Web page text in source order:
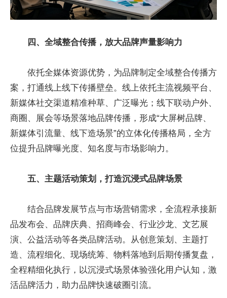
四、全域整合传播，放大品牌声量影响力
依托全媒体资源优势，为品牌制定全域整合传播方
案，打通线上线下传播壁垒。线上依托主流视频平台、
新媒体社交渠道精准种草、广泛曝光；线下联动户外、
商圈、展会等场景落地品牌传播，形成“大屏树品牌、
新媒体引流量、线下造场景”的立体化传播格局，全方
位提升品牌曝光度、知名度与市场影响力。
五、主题活动策划，打造沉浸式品牌场景
结合品牌发展节点与市场营销需求，全流程承接新
品发布会、品牌庆典、招商峰会、行业沙龙、文艺展
演、公益活动等各类品牌活动。从创意策划、主题打
造、流程细化、现场统筹、物料落地到后期传播复盘，
全程精细化执行，以沉浸式场景体验强化用户认知，激
活品牌活力，助力品牌快速破圈引流。